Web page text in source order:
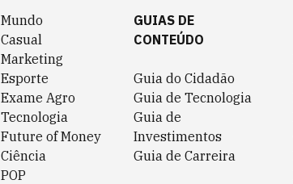
Mundo
Casual
Marketing
Esporte
Exame Agro
Tecnologia
Future of Money
Ciência
POP
GUIAS DE
CONTEÚDO
Guia do Cidadão
Guia de Tecnologia
Guia de
Investimentos
Guia de Carreira